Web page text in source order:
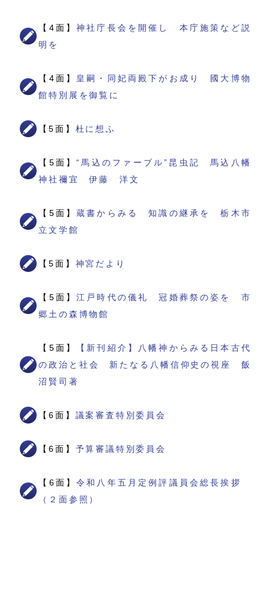
【4面】神社庁長会を開催し 本庁施策など説
明を
【4面】 皇嗣・同妃両殿下がお成り 國大博物
館特別展を御覧に
【5面】 杜に想ふ
【5面】“馬込のファーブル”昆虫記 馬込八幡
神社禰宜 伊藤 洋文
【5面】蔵書からみる 知識の継承を 栃木市
立文学館
【5面】 神宮だより
【5面】江戸時代の儀礼 冠婚葬祭の姿を 市
郷土の森博物館
【5面】
【新刊紹介】八幡神からみる日本古代
の政治と社会 新たなる八幡信仰史の視座 飯
沼賢司著
【6面】 議案審査特別委員会
【6面】 予算審議特別委員会
【6面】令和八年五月定例評議員会総長挨拶
（２面参照）